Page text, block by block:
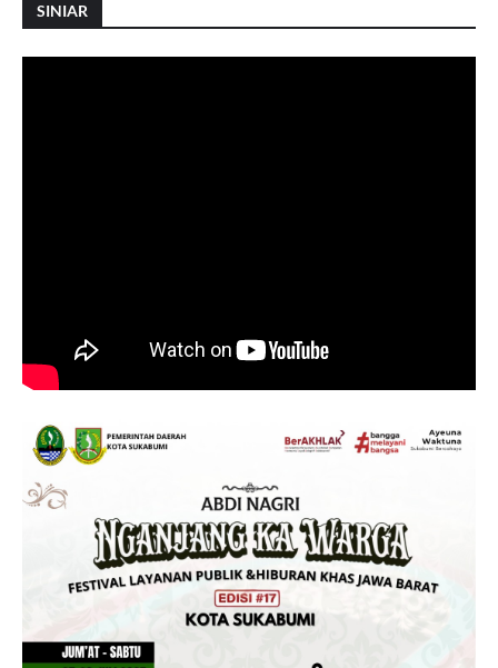
SINIAR